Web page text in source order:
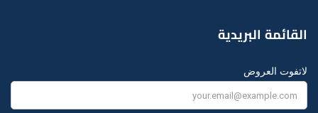
القائمة البريدية
لاتفوت العروض